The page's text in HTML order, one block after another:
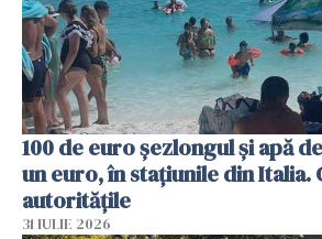
100 de euro șezlongul și apă
un euro, în stațiunile din Italia.
autoritățile
31 IULIE 2026